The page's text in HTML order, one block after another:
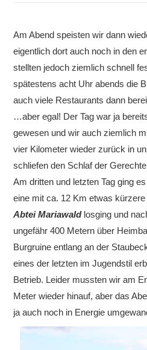
Am Abend speisten wir dann
eigentlich dort auch noch in den
stellten jedoch ziemlich schnell
spätestens acht Uhr abends die
auch viele Restaurants dann
…aber egal! Der Tag war ja
gewesen und wir auch ziemlich
vier Kilometer wieder zurück in
schliefen den Schlaf der
Am dritten und letzten Tag ging
eine mit ca. 12 Km etwas kürzere
Abtei Mariawaldlosging und
ungefähr 400 Metern über
Burgruine entlang an der
eines der letzten im Jugendstil
Betrieb. Leider mussten wir am
Meter wieder hinauf, aber das
ja auch noch in Energie